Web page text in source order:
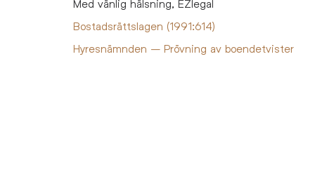
Med vänlig hälsning, EZlegal
Bostadsrättslagen (1991:614)
Hyresnämnden – Prövning av boendetvister